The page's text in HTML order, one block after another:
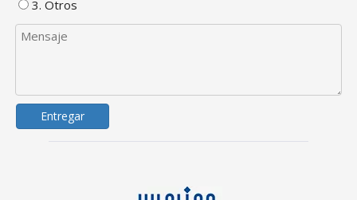
3. Otros
Entregar